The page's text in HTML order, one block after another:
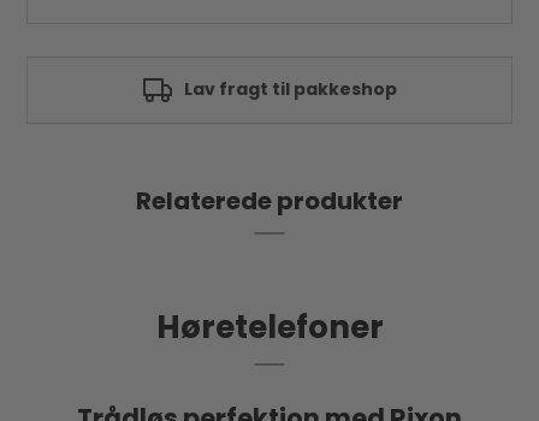
Lav fragt til pakkeshop
Relaterede produkter
Høretelefoner